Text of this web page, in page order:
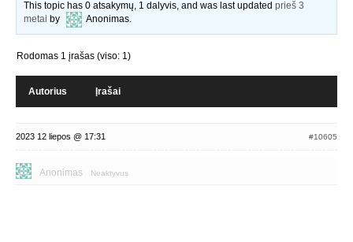
This topic has 0 atsakymų, 1 dalyvis, and was last updatedprieš 3
metai by Anonimas.
Rodomas 1 įrašas (viso: 1)
Autorius Įrašai
2023 12 liepos @ 17:31 #10605
Anonimas Neaktyvus